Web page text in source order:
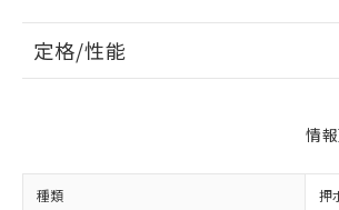
定格/性能
情
種類 押